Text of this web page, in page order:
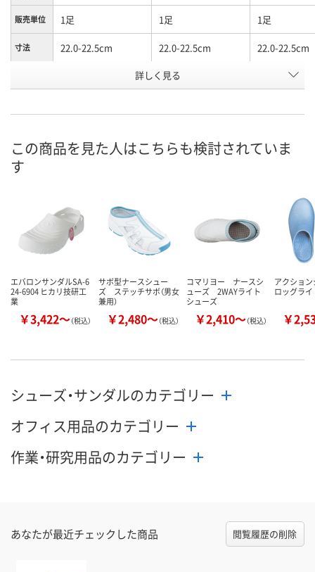
販売単位 1足 1足 1足
寸法 22.0-22.5cm 22.0-22.5cm 22.0-22.5cm
ブラック ホワイト
号
お届け日
カゴへ カゴへ カ
詳しく見る
この商品を見た人はこちらも検討されていま
す
エバロンサンダルSA-6
24-6904 ヒカリ技研工
業
￥3,422～（税込）
サボ型ナースシュー
ズ ステッチサボ（男女
兼用）
￥2,480～（税込）
コマリヨー ナースシ
ューズ 2WAYライト
シューズ
￥2,410～（税込）
アクショ
ロッグライ
￥
シューズ・サンダルのカテゴリー
オフィス用品のカテゴリー
作業・研究用品のカテゴリー
あなたが最近チェックした商品 閲覧履歴の削除